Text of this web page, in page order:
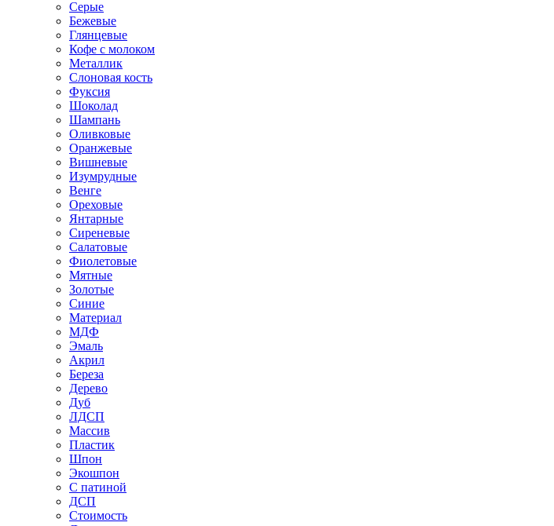
Серые
Бежевые
Глянцевые
Кофе с молоком
Металлик
Слоновая кость
Фуксия
Шоколад
Шампань
Оливковые
Оранжевые
Вишневые
Изумрудные
Венге
Ореховые
Янтарные
Сиреневые
Салатовые
Фиолетовые
Мятные
Золотые
Синие
Материал
МДФ
Эмаль
Акрил
Береза
Дерево
Дуб
ЛДСП
Массив
Пластик
Шпон
Экошпон
С патиной
ДСП
Стоимость